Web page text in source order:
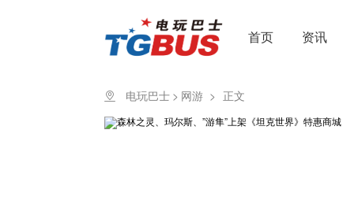
首页 资讯
电玩巴士 > 网游 > 正文